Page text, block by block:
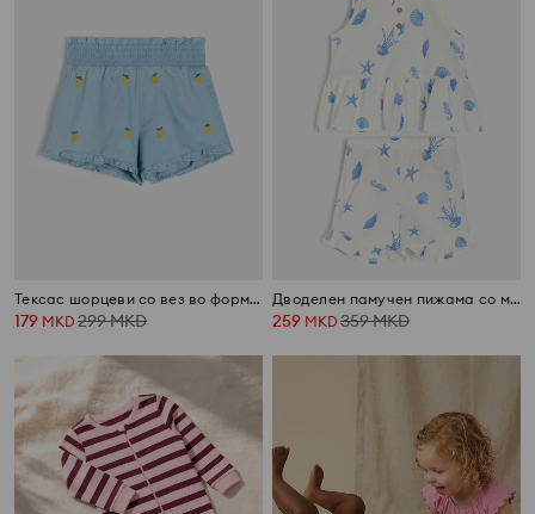
Тексас шорцеви со вез во форма на лимони
179 MKD 299MKD
Дводелен памучен пижама со морски мотив
259 MKD 359MKD